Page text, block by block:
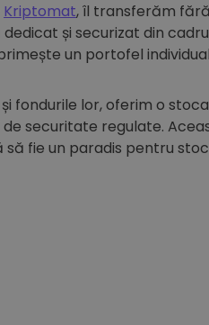
Kriptomat, îl transferăm
și securizat din
un portofel
fondurile lor, oferim o
securitate regulate.
fie un paradis pentru